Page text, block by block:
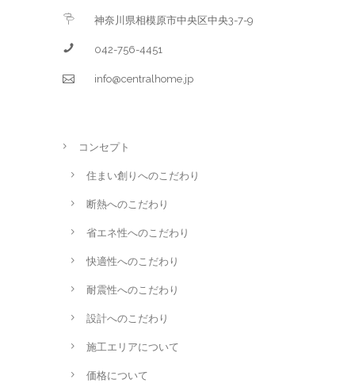
神奈川県相模原市中央区中央3-7-9
042-756-4451
info@centralhome.jp
コンセプト
住まい創りへのこだわり
断熱へのこだわり
省エネ性へのこだわり
快適性へのこだわり
耐震性へのこだわり
設計へのこだわり
施工エリアについて
価格について